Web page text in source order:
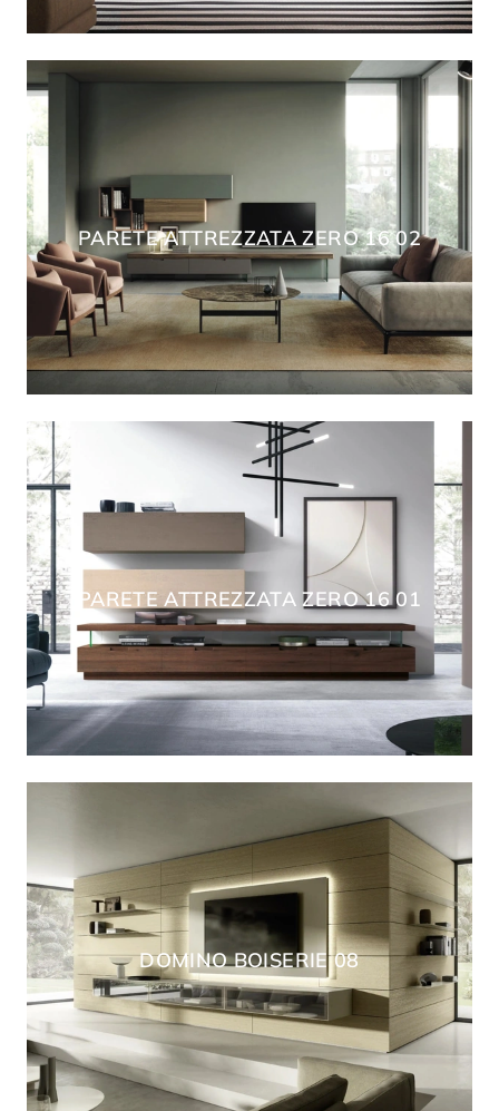
PARETE ATTREZZATA ZERO 16 02
PARETE ATTREZZATA ZERO 16 01
DOMINO BOISERIE 08